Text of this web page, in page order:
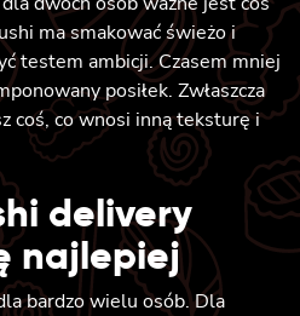
ma smakować świeżo i
testem ambicji. Czasem mniej
posiłek. Zwłaszcza
coś, co wnosi inną teksturę i
delivery
najlepiej
bardzo wielu osób. Dla